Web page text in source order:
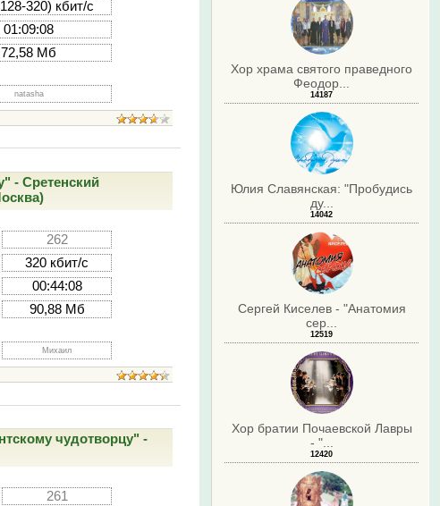
Хор храма святого праведного
Феодор...
14187
Юлия Славянская: "Пробудись
ду...
14042
Сергей Киселев - "Анатомия
сер...
12519
Хор братии Почаевской Лавры
- "...
12420
320) кбит/с
01:09:08
72,58 Мб
natasha
- Сретенский
262
320 кбит/с
00:44:08
90,88 Мб
Михаил
чудотворцу" -
261